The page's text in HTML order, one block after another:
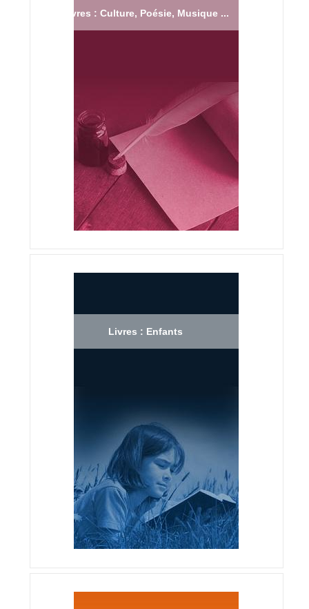
Livres : Culture, Poésie, Musique ...
Livres : Enfants